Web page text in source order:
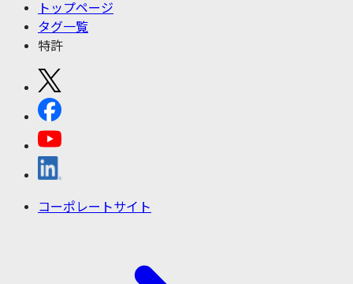
トップページ
タグ一覧
特許
コーポレートサイト